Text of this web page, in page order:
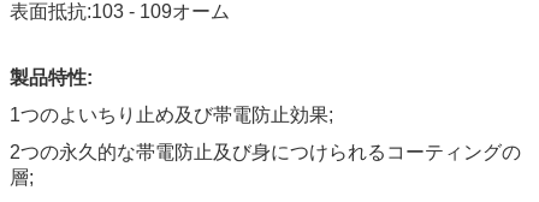
表面抵抗:103 - 109オーム
製品特性:
1つのよいちり止め及び帯電防止効果;
2つの永久的な帯電防止及び身につけられるコーティングの
層;